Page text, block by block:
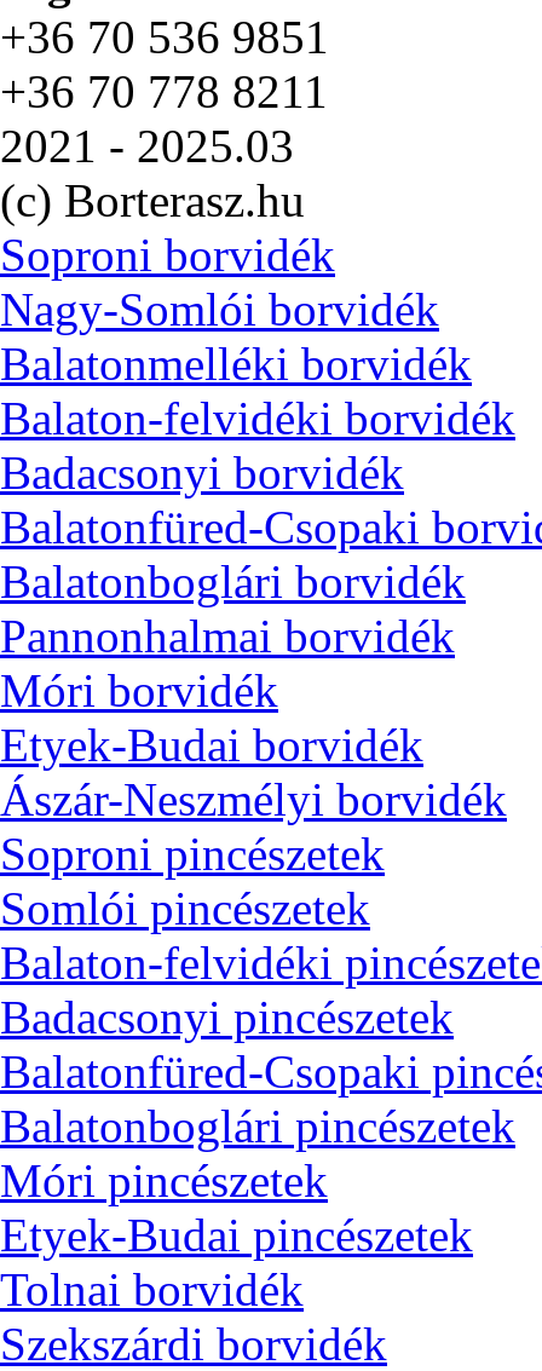
+36 70 536 9851
+36 70 778 8211
2021 - 2025.03
(c) Borterasz.hu
Soproni borvidék
Nagy-Somlói borvidék
Balatonmelléki borvidék
Balaton-felvidéki borvidék
Badacsonyi borvidék
Balatonfüred-Csopaki
Balatonboglári borvidék
Pannonhalmai borvidék
Móri borvidék
Etyek-Budai borvidék
Ászár-Neszmélyi borvidék
Soproni pincészetek
Somlói pincészetek
Balaton-felvidéki
Badacsonyi pincészetek
Balatonfüred-Csopaki
Balatonboglári pincészetek
Móri pincészetek
Etyek-Budai pincészetek
Tolnai borvidék
Szekszárdi borvidék